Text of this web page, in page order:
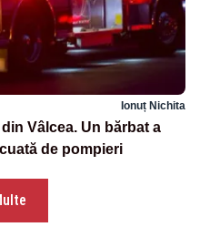
Ionuț Nichita
Vâlcea. Un bărbat a
de pompieri